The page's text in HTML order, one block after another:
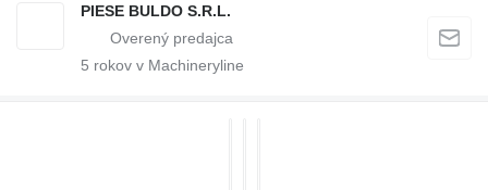
PIESE BULDO S.R.L.
5 rokov v Machineryline